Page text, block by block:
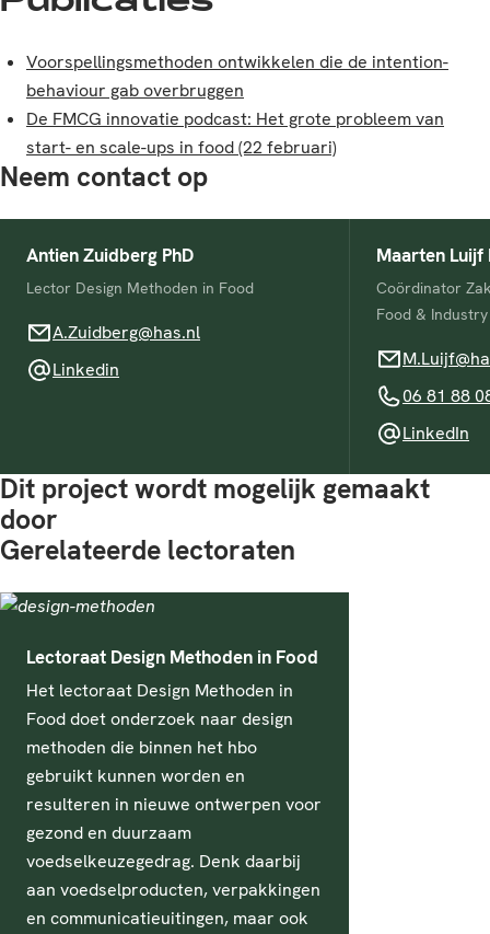
Voorspellingsmethoden ontwikkelen die de intention-
behaviour gab overbruggen
De FMCG innovatie podcast: Het grote probleem van
start- en scale-ups in food (22 februari)
Neem contact op
Antien Zuidberg PhD
Lector Design Methoden in Food
A.Zuidberg@has.nl
A.Zuidberg@has.nl
Linkedin
Linkedin
Maarten Luijf
Coördinator
Food & Industry
M.Luijf@has.nl
06 81 88 08 83
06 81 88
LinkedIn
LinkedIn
Dit project wordt mogelijk gemaakt
door
Gerelateerde lectoraten
Lectoraat Design Methoden in Food
Het lectoraat Design Methoden in
Food doet onderzoek naar design
methoden die binnen het hbo
gebruikt kunnen worden en
resulteren in nieuwe ontwerpen voor
gezond en duurzaam
voedselkeuzegedrag. Denk daarbij
aan voedselproducten, verpakkingen
en communicatieuitingen, maar ook